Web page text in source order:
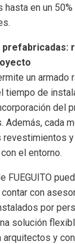
en un
un armado
tiempo de
del
Además, cada
revestimientos
el entorno.
FUEGUITO
con
por
solución
arquitectos y